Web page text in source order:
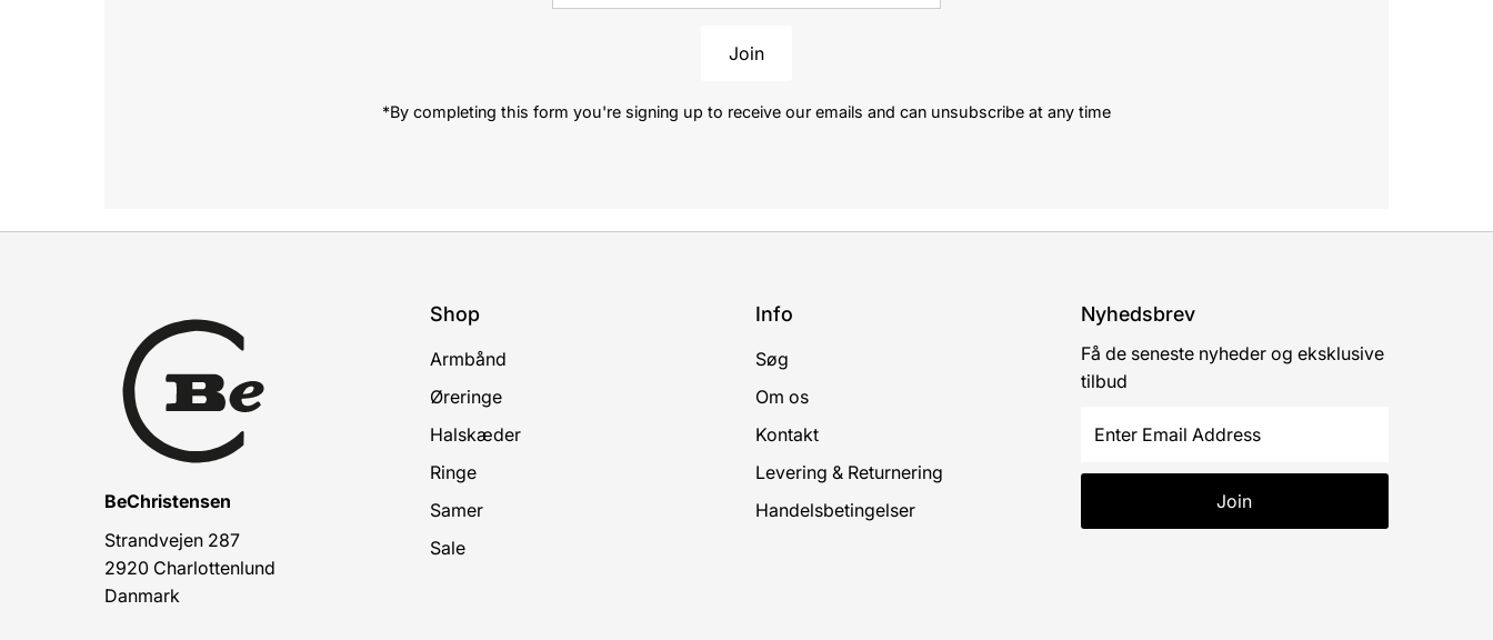
Join
*By completing this form you're signing up to receive our emails and can unsubscribe at any time
BeChristensen
Strandvejen 287
2920 Charlottenlund
Danmark
Shop
Armbånd
Øreringe
Halskæder
Ringe
Samer
Sale
Info
Søg
Om os
Kontakt
Levering & Returnering
Handelsbetingelser
Nyhedsbrev
Få de seneste nyheder og eksklusive
tilbud
Email
Address
Join